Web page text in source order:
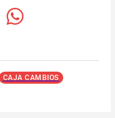
CAJA CAMBIOS